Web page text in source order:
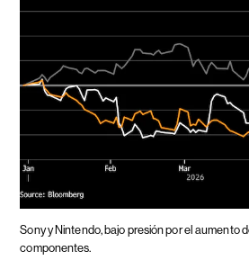
Sony y Nintendo, bajo presión por el aumento
componentes.